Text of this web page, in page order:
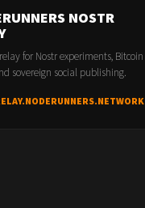
NOSTR
for Nostr experiments, Bitcoin
sovereign social publishing.